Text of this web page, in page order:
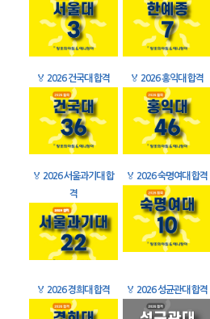
🏅 2026 건국대 합격 🏅 2026 홍익대 합격
🏅 2026 서울과기대 합
격
🏅 2026 숙명여대 합격
🏅 2026 경희대 합격 🏅 2026 성균관대 합격